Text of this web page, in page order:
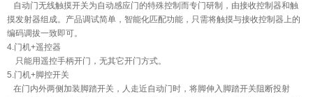
自动门无线触摸开关为自动感应门的特殊控制而专门研制，由接收控制器和触
摸发射器组成。产品调试简单，智能化匹配功能，只需将触摸与接收控制器上的
编码调拔一致即可。
4.门机+遥控器
只能用遥控手柄开门，无其它开门方式。
5.门机+脚控开关
在门内外两侧加装脚踏开关，人走近自动门时，将脚伸入脚踏开关阻断投射